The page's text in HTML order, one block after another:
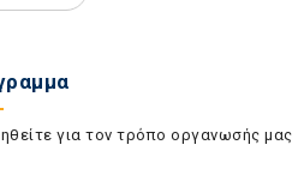
για τον τρόπο οργανωσής μας